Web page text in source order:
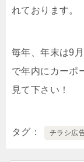
れております。
毎年、年末は9
で年内にカーポ
見て下さい！
タグ チラシ広